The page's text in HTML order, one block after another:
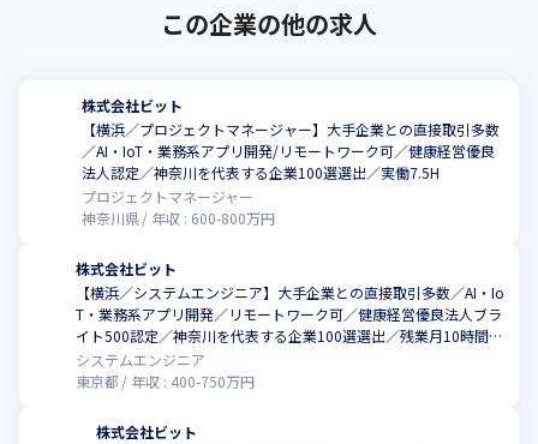
この企業の他の求人
株式会社ビット
【横浜／プロジェクトマネージャー】大手企業との直接取引多数
／AI・IoT・業務系アプリ開発/リモートワーク可／健康経営優良
法人認定／神奈川を代表する企業100選選出／実働7.5H
プロジェクトマネージャー
神奈川県
年収 : 600-800万円
株式会社ビット
【横浜／システムエンジニア】大手企業との直接取引多数／AI・Io
T・業務系アプリ開発／リモートワーク可／健康経営優良法人ブラ
イト500認定／神奈川を代表する企業100選選出／残業月10時間程
度／実働7.5Ｈ
システムエンジニア
東京都
年収 : 400-750万円
株式会社ビット